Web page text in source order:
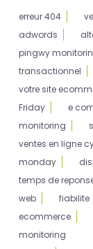
erreur 404
adwords
pingwy
transactionnel
votre site
Friday
e
monitoring
ventes en ligne
monday
temps de
web
fiabilite
ecommerce
monitoring